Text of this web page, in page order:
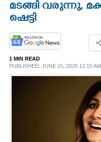
OPINION
മടങ്ങി വരുന്നു,
ഷെട്ടി
1 MIN READ
PUBLISHED: JUNE 15, 2026 12:15